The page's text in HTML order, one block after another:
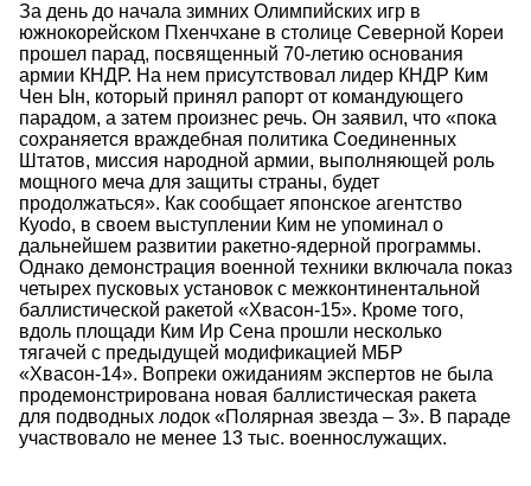
За день до начала зимних Олимпийских игр в
южнокорейском Пхенчхане в столице Северной Кореи
прошел парад, посвященный 70-летию основания
армии КНДР. На нем присутствовал лидер КНДР Ким
Чен Ын, который принял рапорт от командующего
парадом, а затем произнес речь. Он заявил, что «пока
сохраняется враждебная политика Соединенных
Штатов, миссия народной армии, выполняющей роль
мощного меча для защиты страны, будет
продолжаться». Как сообщает японское агентство
Кyodo, в своем выступлении Ким не упоминал о
дальнейшем развитии ракетно-ядерной программы.
Однако демонстрация военной техники включала показ
четырех пусковых установок с межконтинентальной
баллистической ракетой «Хвасон-15». Кроме того,
вдоль площади Ким Ир Сена прошли несколько
тягачей с предыдущей модификацией МБР
«Хвасон-14». Вопреки ожиданиям экспертов не была
продемонстрирована новая баллистическая ракета
для подводных лодок «Полярная звезда – 3». В параде
участвовало не менее 13 тыс. военнослужащих.